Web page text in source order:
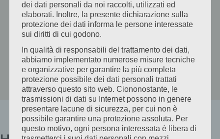
dei dati personali da noi raccolti, utilizzati ed
elaborati. Inoltre, la presente dichiarazione sulla
protezione dei dati informa le persone interessate
sui diritti di cui godono.
In qualità di responsabili del trattamento dei dati,
abbiamo implementato numerose misure tecniche
e organizzative per garantire la più completa
protezione possibile dei dati personali trattati
attraverso questo sito web. Ciononostante, le
trasmissioni di dati su Internet possono in genere
presentare lacune di sicurezza, per cui non è
possibile garantire una protezione assoluta. Per
questo motivo, ogni persona interessata è libera di